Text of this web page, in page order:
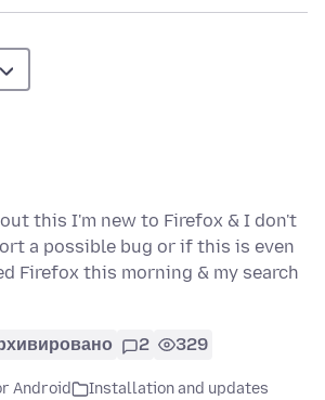
this I'm new to Firefox & I don't
a possible bug or if this is even
Firefox this morning & my search
2 329
Android
Installation and updates